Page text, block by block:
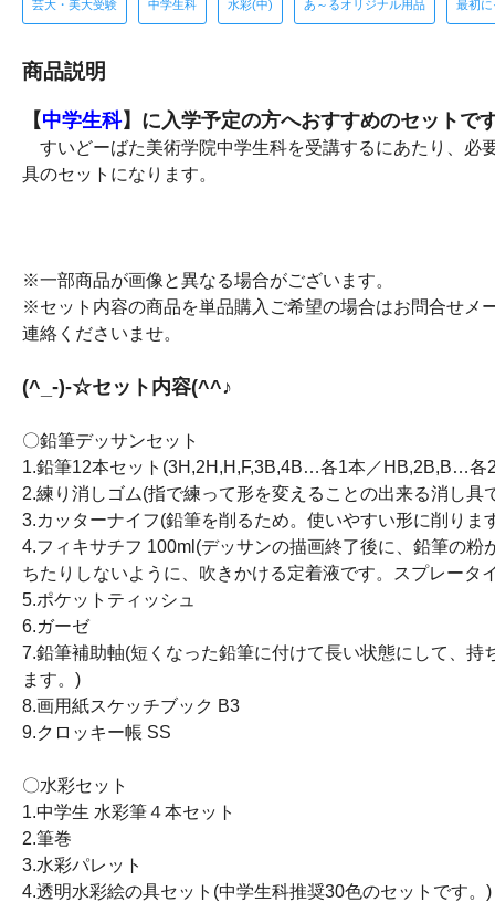
芸大・美大受験 中学生科 水彩(中) あ～るオリジナル用品 最初
商品説明
【中学生科】に入学予定の方へおすすめのセットで
すいどーばた美術学院中学生科を受講するにあたり、必
具のセットになります。
※一部商品が画像と異なる場合がございます。
※セット内容の商品を単品購入ご希望の場合はお問合せメ
連絡くださいませ。
(^_-)-☆セット内容(^^♪
〇鉛筆デッサンセット
1.鉛筆12本セット(3H,2H,H,F,3B,4B…各1本／HB,2B,B…各
2.練り消しゴム(指で練って形を変えることの出来る消し具
3.カッターナイフ(鉛筆を削るため。使いやすい形に削りま
4.フィキサチフ 100ml(デッサンの描画終了後に、鉛筆の粉
ちたりしないように、吹きかける定着液です。スプレータ
5.ポケットティッシュ
6.ガーゼ
7.鉛筆補助軸(短くなった鉛筆に付けて長い状態にして、持
ます。)
8.画用紙スケッチブック B3
9.クロッキー帳 SS
〇水彩セット
1.中学生 水彩筆４本セット
2.筆巻
3.水彩パレット
4.透明水彩絵の具セット(中学生科推奨30色のセットです。)